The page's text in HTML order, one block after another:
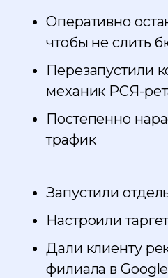
Оперативно
чтобы не слить
Перезапустили
механик РСЯ-
Постепенно
трафик
Запустили
Настроили
Дали клиенту
филиала в